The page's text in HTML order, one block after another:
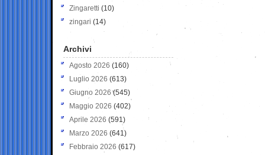
Zingaretti (10)
zingari (14)
Archivi
Agosto 2026 (160)
Luglio 2026 (613)
Giugno 2026 (545)
Maggio 2026 (402)
Aprile 2026 (591)
Marzo 2026 (641)
Febbraio 2026 (617)